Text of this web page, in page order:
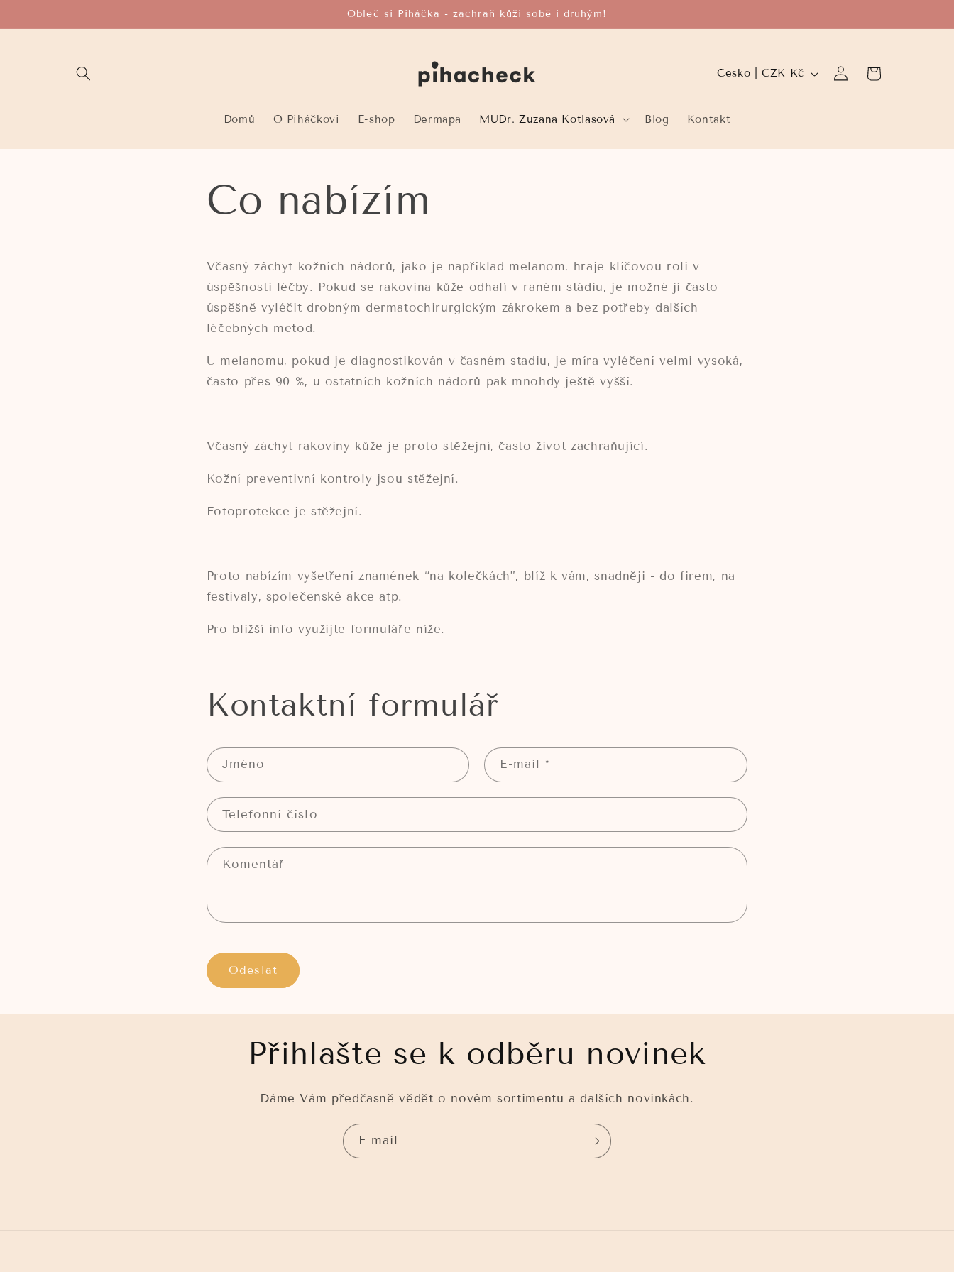
Obleč si Piháčka - zachraň kůži sobě i druhým!
Domů O Piháčkovi E-shop Dermapa MUDr. Zuzana Kotlasová Blog Kontakt
Z
m
s
Česko | CZK Kč
Přihlásit
Košík
Co nabízím
Včasný záchyt kožních nádorů, jako je například melanom, hraje klíčovou roli v
úspěšnosti léčby. Pokud se rakovina kůže odhalí v raném stádiu, je možné ji často
úspěšně vyléčit drobným dermatochirurgickým zákrokem a bez potřeby dalších
léčebných metod.
U melanomu, pokud je diagnostikován v časném stadiu, je míra vyléčení velmi vysoká,
často přes 90 %, u ostatních kožních nádorů pak mnohdy ještě vyšší.
Včasný záchyt rakoviny kůže je proto stěžejní, často život zachraňující.
Kožní preventivní kontroly jsou stěžejní.
Fotoprotekce je stěžejní.
Proto nabízím vyšetření znamének “na kolečkách”, blíž k vám, snadněji - do firem, na
festivaly, společenské akce atp.
Pro bližší info využijte formuláře níže.
Kontaktní formulář
Jméno E-mail *
Telefonní číslo
Komentář
Odeslat
Přihlašte se k odběru novinek
Dáme Vám předčasně vědět o novém sortimentu a dalších novinkách.
E-mail